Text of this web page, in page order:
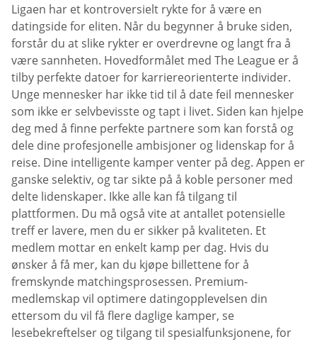
Ligaen har et kontroversielt rykte for å være en
datingside for eliten. Når du begynner å bruke siden,
forstår du at slike rykter er overdrevne og langt fra å
være sannheten. Hovedformålet med The League er å
tilby perfekte datoer for karriereorienterte individer.
Unge mennesker har ikke tid til å date feil mennesker
som ikke er selvbevisste og tapt i livet. Siden kan hjelpe
deg med å finne perfekte partnere som kan forstå og
dele dine profesjonelle ambisjoner og lidenskap for å
reise. Dine intelligente kamper venter på deg. Appen er
ganske selektiv, og tar sikte på å koble personer med
delte lidenskaper. Ikke alle kan få tilgang til
plattformen. Du må også vite at antallet potensielle
treff er lavere, men du er sikker på kvaliteten. Et
medlem mottar en enkelt kamp per dag. Hvis du
ønsker å få mer, kan du kjøpe billettene for å
fremskynde matchingsprosessen. Premium-
medlemskap vil optimere datingopplevelsen din
ettersom du vil få flere daglige kamper, se
lesebekreftelser og tilgang til spesialfunksjonene, for